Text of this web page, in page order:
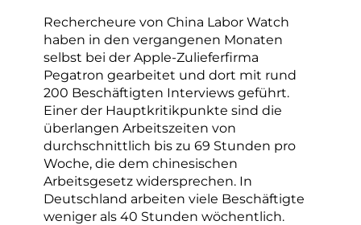
Rechercheure von China Labor Watch
haben in den vergangenen Monaten
selbst bei der Apple-Zulieferfirma
Pegatron gearbeitet und dort mit rund
200 Beschäftigten Interviews geführt.
Einer der Hauptkritikpunkte sind die
überlangen Arbeitszeiten von
durchschnittlich bis zu 69 Stunden pro
Woche, die dem chinesischen
Arbeitsgesetz widersprechen. In
Deutschland arbeiten viele Beschäftigte
weniger als 40 Stunden wöchentlich.